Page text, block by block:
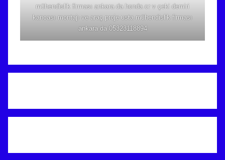
mühendislik firması ankara da honda cr v çeki demiri
kancası montajı ve araç proje usta mühendislik firması
ankara da 05323118894